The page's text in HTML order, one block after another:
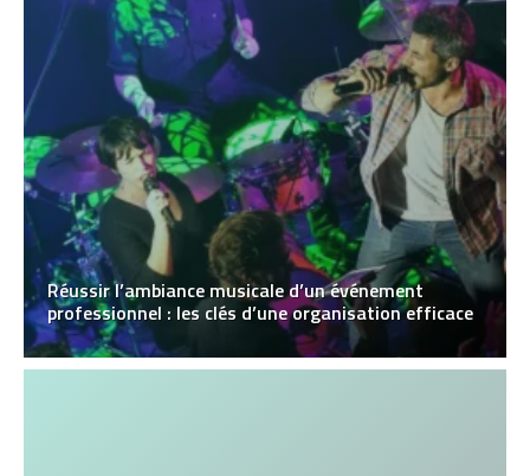
Réussir l’ambiance musicale d’un événement
professionnel : les clés d’une organisation efficace